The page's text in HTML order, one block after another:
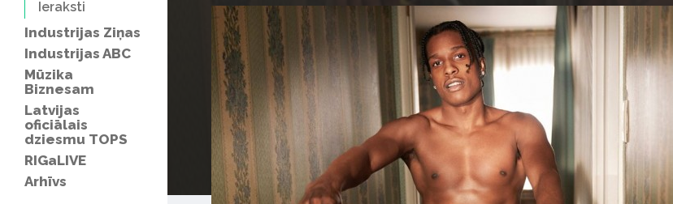
Ieraksti
Industrijas Ziņas
Industrijas ABC
Mūzika
Biznesam
Latvijas
oficiālais
dziesmu TOPS
RIGaLIVE
Arhīvs